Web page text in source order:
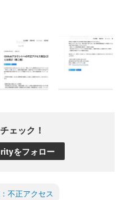
ェック！
をフォロー
不正アクセス